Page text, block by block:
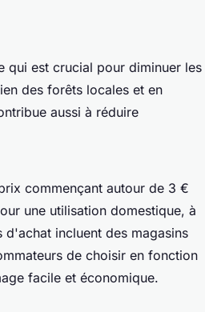
qui est crucial pour diminuer les
des forêts locales et en
aussi à réduire
commençant autour de 3 €
une utilisation domestique, à
incluent des magasins
de choisir en fonction
facile et économique.